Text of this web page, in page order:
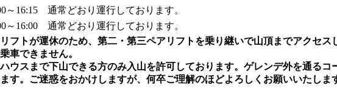
～16:15 通常どおり運行しております。
～16:00 通常どおり運行しております。
フトが運休のため、第二・第三ペアリフトを乗り継いで山頂までアクセ
車できません。
ウスまで下山できる方のみ入山を許可しております。ゲレンデ外を通る
す。ご迷惑をおかけしますが、何卒ご理解のほどよろしくお願いいたしま